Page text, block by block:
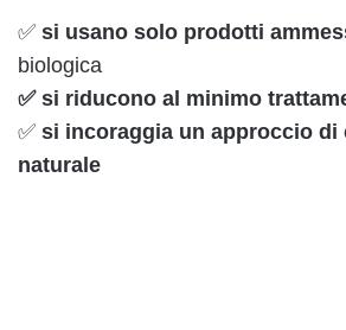
✅ si usano solo prodotti
biologica
✅ si riducono al minimo
✅ si incoraggia un approccio di
naturale